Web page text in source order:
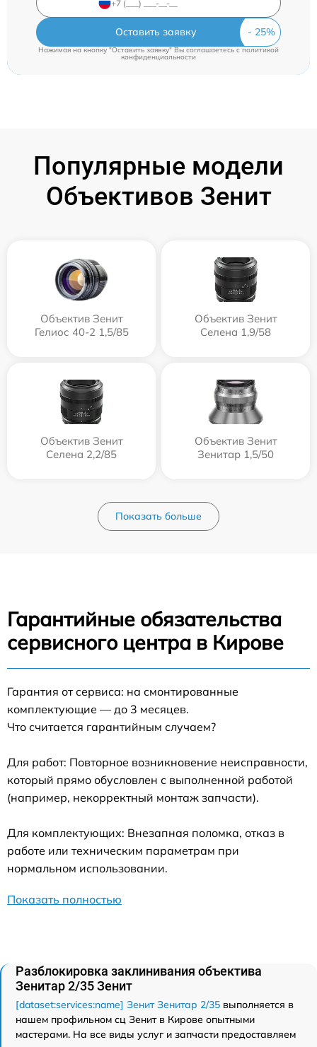
Оставить заявку
Нажимая на кнопку "Оставить заявку" Вы соглашаетесь cполитикой
конфиденциальности
Популярные модели
Объективов Зенит
Объектив Зенит
Гелиос 40-2 1,5/85
Объектив Зенит
Селена 1,9/58
Объектив Зенит
Селена 2,2/85
Объектив Зенит
Зенитар 1,5/50
Показать больше
Гарантийные обязательства
сервисного центра в Кирове
Гарантия от сервиса: на смонтированные
комплектующие — до 3 месяцев.
Что считается гарантийным случаем?
Для работ: Повторное возникновение неисправности,
который прямо обусловлен с выполненной работой
(например, некорректный монтаж запчасти).
Для комплектующих: Внезапная поломка, отказ в
работе или техническим параметрам при
нормальном использовании.
Показать полностью
Разблокировка заклинивания объектива
Зенитар 2/35 Зенит
[dataset:services:name] Зенит Зенитар 2/35 выполняется в
нашем профильном сц Зенит в Кирове опытными
мастерами. На все виды услуг и запчасти предоставляем